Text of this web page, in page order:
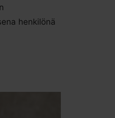
henkilönä